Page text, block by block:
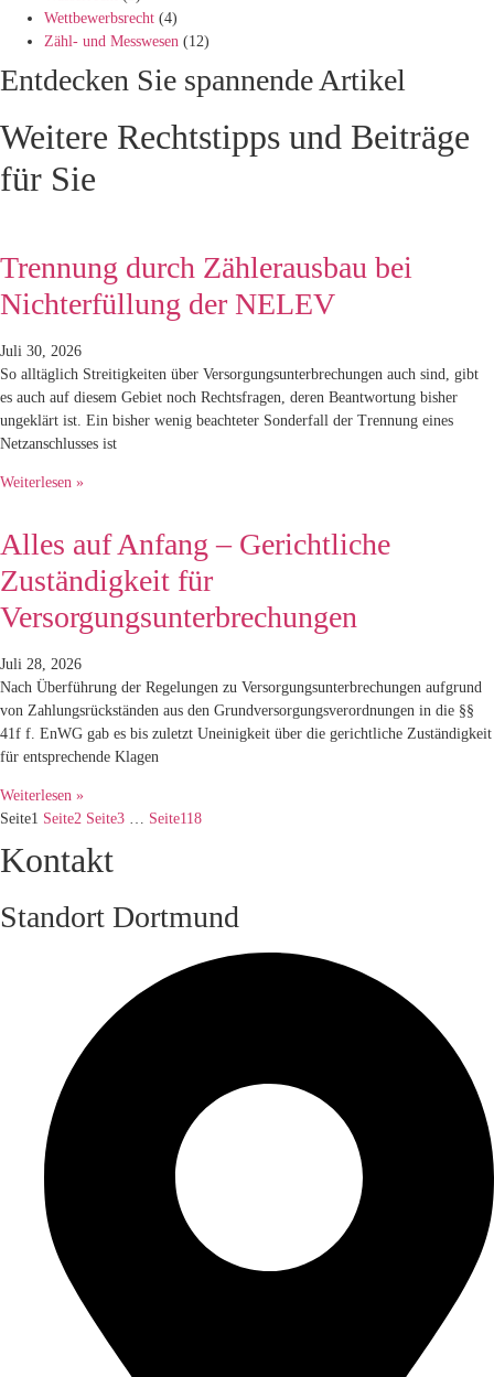
Wettbewerbsrecht (4)
Zähl- und Messwesen (12)
Entdecken Sie spannende Artikel
Weitere Rechtstipps und Beiträge
für Sie
Trennung durch Zählerausbau bei
Nichterfüllung der NELEV
Juli 30, 2026
So alltäglich Streitigkeiten über Versorgungsunterbrechungen auch sind, gibt
es auch auf diesem Gebiet noch Rechtsfragen, deren Beantwortung bisher
ungeklärt ist. Ein bisher wenig beachteter Sonderfall der Trennung eines
Netzanschlusses ist
Weiterlesen »
Alles auf Anfang – Gerichtliche
Zuständigkeit für
Versorgungsunterbrechungen
Juli 28, 2026
Nach Überführung der Regelungen zu Versorgungsunterbrechungen aufgrund
von Zahlungsrückständen aus den Grundversorgungsverordnungen in die §§
41f f. EnWG gab es bis zuletzt Uneinigkeit über die gerichtliche Zuständigkeit
für entsprechende Klagen
Weiterlesen »
Seite1 Seite2 Seite3 … Seite118
Kontakt
Standort Dortmund